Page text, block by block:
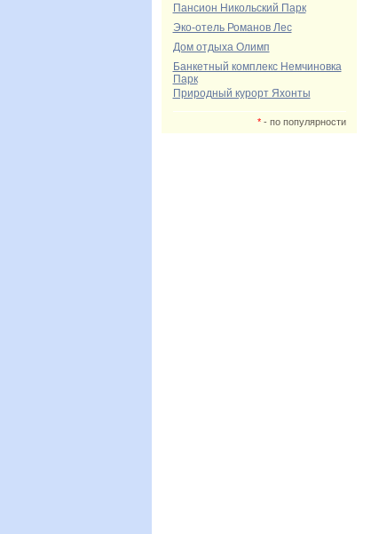
Пансион Никольский Парк
Эко-отель Романов Лес
Дом отдыха Олимп
Банкетный комплекс Немчиновка
Парк
Природный курорт Яхонты
*- по популярности